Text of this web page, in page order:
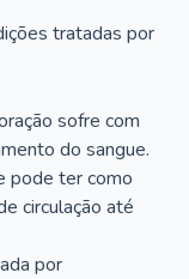
tratadas por
sofre com
do sangue.
pode ter como
circulação até
por